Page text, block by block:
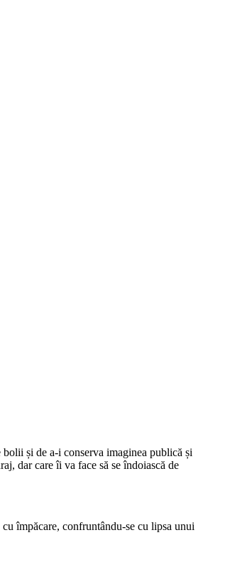
și de a-i conserva imaginea publică și
dar care îi va face să se îndoiască de
împăcare, confruntându-se cu lipsa unui